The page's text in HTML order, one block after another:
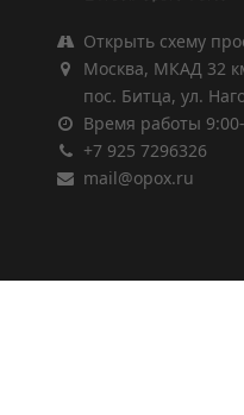
Открыть схему
Москва, МКАД 32
пос. Битца, ул.
Время работы
+7 925 7296326
mail@opox.ru